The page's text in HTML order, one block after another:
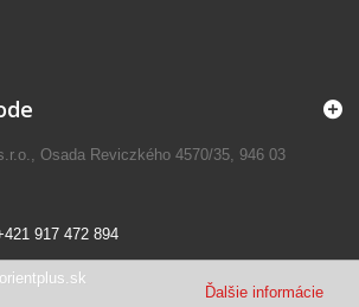
Ďalšie informácie
Osada Reviczkého 4570/35, 946 03
917 472 894